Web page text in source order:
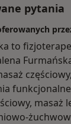
pytania
to
masaż